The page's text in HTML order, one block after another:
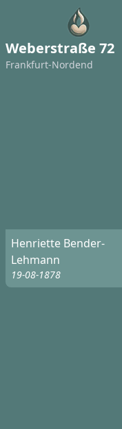
Weberstraße 72
Frankfurt-Nordend
Henriette Bender-
Lehmann
19-08-1878